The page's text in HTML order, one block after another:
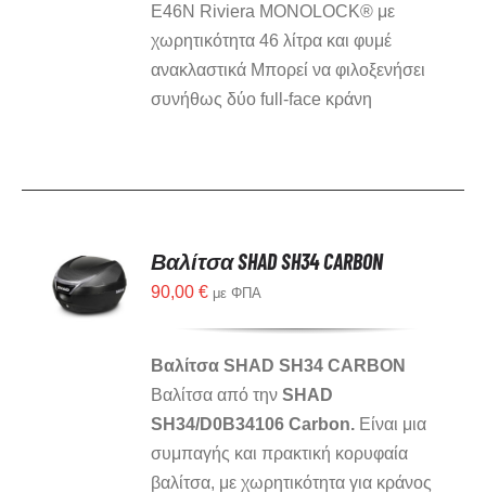
E46N Riviera MONOLOCK® με
χωρητικότητα 46 λίτρα και φυμέ
ανακλαστικά Μπορεί να φιλοξενήσει
συνήθως δύο full-face κράνη
Βαλίτσα SHAD SH34 CARBON
90,00€ με ΦΠΑ
Βαλίτσα SHAD SH34 CARBON
Βαλίτσα από τηνSHAD
SH34/D0B34106 Carbon. Είναι μια
συμπαγής και πρακτική κορυφαία
βαλίτσα, με χωρητικότητα για κράνος